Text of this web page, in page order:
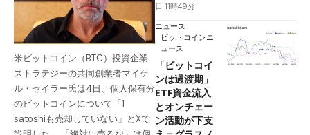
米ビットコイン（BTC）投資企業
ストラテジーの共同創業者マイケ
ル・セイラー氏は4日、個人保有分
のビットコインについて「1
satoshiも売却していない」とXで
日 11時49分
ニュース
ビットコインニ
ュース
「ビットコイ
ンは過渡期」
ETF資金流入
とオンチェー
ン活動が下支